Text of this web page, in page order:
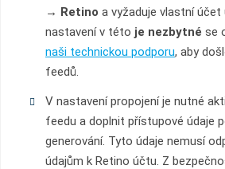
→ Retino a vyžaduje vlastní
nastavení v této je nezbytné se
naši technickou podporu, aby
feedů.
V nastavení propojení je nutné
feedu a doplnit přístupové údaje
generování. Tyto údaje nemusí
údajům k Retino účtu. Z